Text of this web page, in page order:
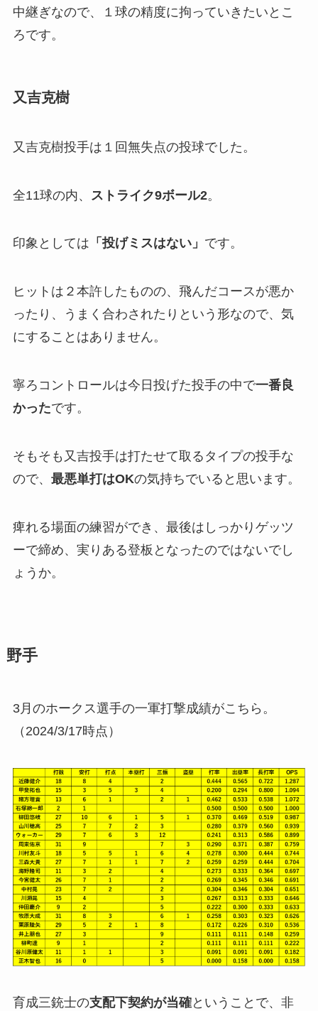
中継ぎなので、１球の精度に拘っていきたいとこ
ろです。
又吉克樹
又吉克樹投手は１回無失点の投球でした。
全11球の内、 ストライク9ボール2。
印象としては 「投げミスはない」 です。
ヒットは２本許したものの、飛んだコースが悪か
ったり、うまく合わされたりという形なので、気
にすることはありません。
寧ろコントロールは今日投げた投手の中で一番良
かったです。
そもそも又吉投手は打たせて取るタイプの投手な
ので、 最悪単打はOKの気持ちでいると思います。
痺れる場面の練習ができ、最後はしっかりゲッツ
ーで締め、実りある登板となったのではないでし
ょうか。
野手
3月のホークス選手の一軍打撃成績がこちら。
（2024/3/17時点）
育成三銃士の支配下契約が当確ということで、非